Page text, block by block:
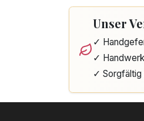
Unser
✓
✓
✓ Sorgfältig